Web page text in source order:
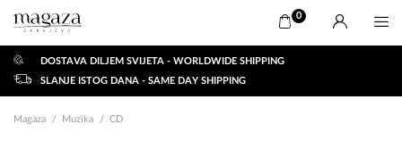
0
DOSTAVA DILJEM SVIJETA - WORLDWIDE SHIPPING
SLANJE ISTOG DANA - SAME DAY SHIPPING
Magaza Muzika CD